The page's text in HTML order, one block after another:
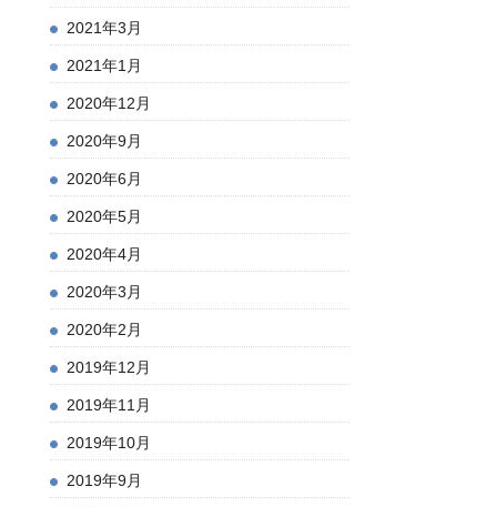
2021年3月
2021年1月
2020年12月
2020年9月
2020年6月
2020年5月
2020年4月
2020年3月
2020年2月
2019年12月
2019年11月
2019年10月
2019年9月